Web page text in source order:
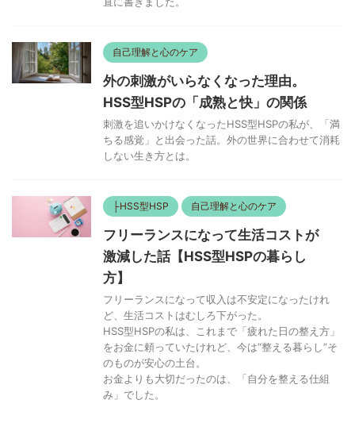
自己理解と心のケア
外の刺激がいらなくなった理由。
HSS型HSPの「成熟と快」の関係
刺激を追いかけなくなったHSS型HSPの私が、「満
ちる感覚」と出会った話。外の世界に合わせて消耗
しない生き方とは。
├HSS型HSP 自己理解と心のケア
フリーランスになって生活コストが
激減した話【HSS型HSPの暮らし
方】
フリーランスになって収入は不安定になったけれ
ど、生活コストはむしろ下がった。
HSS型HSPの私は、これまで「疲れた日の整え方」
をお金に頼っていたけれど、今は“整える暮らし”そ
のものが安心の土台。
お金よりも大切だったのは、「自分を整える仕組
み」でした。